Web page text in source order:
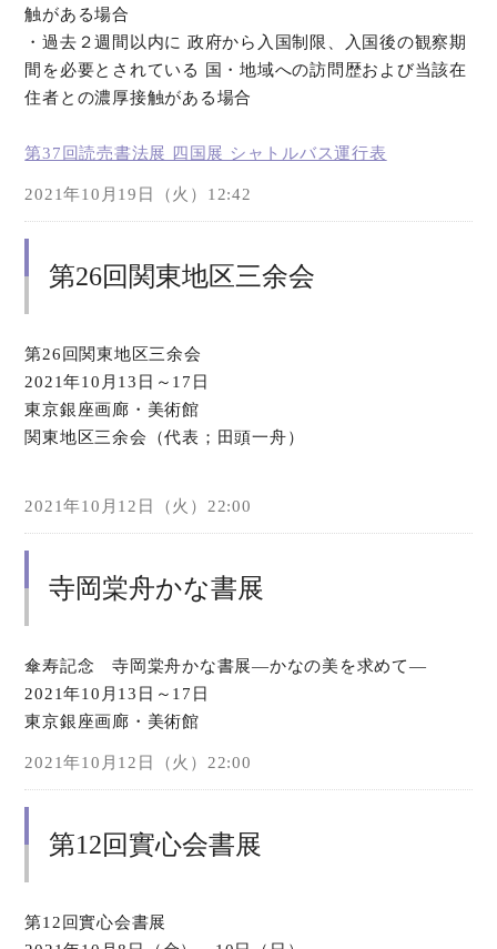
触がある場合
・過去２週間以内に 政府から入国制限、入国後の観察期
間を必要とされている 国・地域への訪問歴および当該在
住者との濃厚接触がある場合
第37回読売書法展 四国展 シャトルバス運行表
2021年10月19日（火）12:42
第26回関東地区三余会
第26回関東地区三余会
2021年10月13日～17日
東京銀座画廊・美術館
関東地区三余会（代表；田頭一舟）
2021年10月12日（火）22:00
寺岡棠舟かな書展
傘寿記念 寺岡棠舟かな書展―かなの美を求めて―
2021年10月13日～17日
東京銀座画廊・美術館
2021年10月12日（火）22:00
第12回實心会書展
第12回實心会書展